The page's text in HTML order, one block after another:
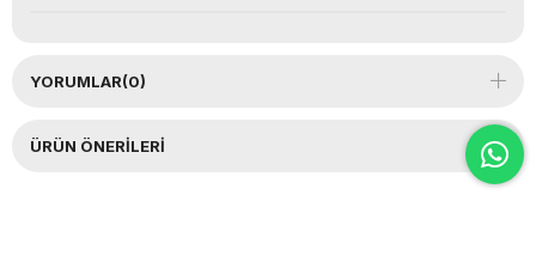
YORUMLAR(0)
ÜRÜN ÖNERILERI